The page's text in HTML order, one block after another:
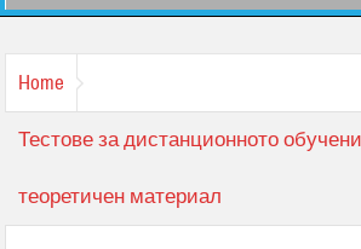
Home
Тестове за дистанционното
теоретичен материал